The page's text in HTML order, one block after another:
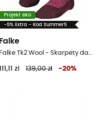
Projekt eko
-5% Extra - Kod Summer5
Falke
Falke Tk2 Wool - Skarpety damskie
111,11 zł 139,00 zł -20%